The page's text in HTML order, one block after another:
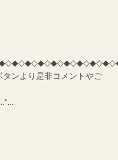
ンより是非コメントやご